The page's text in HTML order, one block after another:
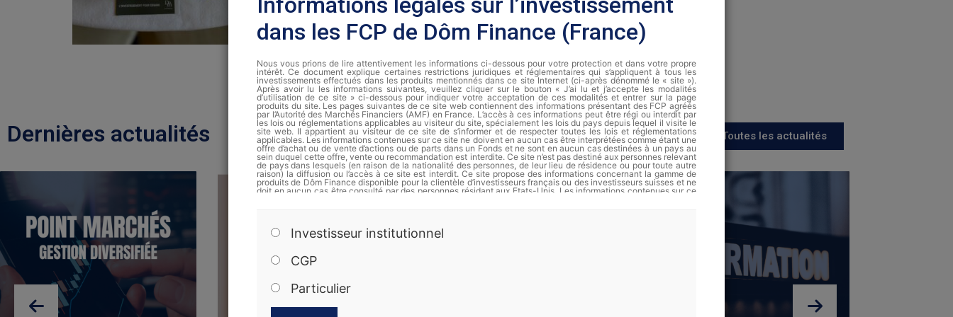
Dernières actualités Toutes les actualités
dans les FCP de Dôm Finance (France)
Nous vous prions de lire attentivement les informations ci-dessous pour votre protection et dans votre propre
intérêt. Ce document explique certaines restrictions juridiques et réglementaires qui s’appliquent à tous les
investissements effectués dans les produits mentionnés dans ce site Internet (ci-après dénommé le « site »).
Après avoir lu les informations suivantes, veuillez cliquer sur le bouton « J’ai lu et j’accepte les modalités
d’utilisation de ce site » ci-dessous pour indiquer votre acceptation de ces modalités et entrer sur la page
produits du site. Les pages suivantes de ce site web contiennent des informations présentant des FCP agréés
par l’Autorité des Marchés Financiers (AMF) en France. L’accès à ces informations peut être régi ou interdit par
les lois ou réglementations applicables au visiteur du site, spécialement les lois du pays depuis lequel il visite le
site web. Il appartient au visiteur de ce site de s’informer et de respecter toutes les lois et réglementations
applicables. Les informations contenues sur ce site ne doivent en aucun cas être interprétées comme étant une
offre d’achat ou de vente d’actions ou de parts dans un Fonds et ne sont en aucun cas destinées à un pays au
sein duquel cette offre, vente ou recommandation est interdite. Ce site n’est pas destiné aux personnes relevant
de pays dans lesquels (en raison de la nationalité des personnes, de leur lieu de résidence ou pour toute autre
raison) la diffusion ou l’accès à ce site est interdit. Ce site propose des informations concernant la gamme de
produits de Dôm Finance disponible pour la clientèle d’investisseurs français ou des investisseurs suisses et ne
doit en aucun cas être consulté par des personnes résidant aux Etats-Unis. Les informations contenues sur ce
La note d’information complète et les documents d’informations périodiques de chaque FCP sont disponibles
auprès de Dôm Finance.
Les performances passées ne préjugent pas des rendements futurs. Les actions ne sont pas garanties et
peuvent donc perdre de la valeur, notamment en raison des fluctuations des marchés. Dôm Finance fournit
d’investissement. Toute souscription dans un compartiment doit se faire sur la base du prospectus actuellement
en vigueur et des documents périodiques disponibles sur la base GECO de l’Autorité des Marchés Financiers ou
Investisseur institutionnel
CGP
Particulier